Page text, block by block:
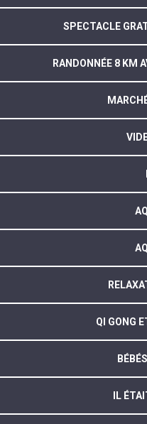
SPECTACLE
RANDONNÉE 8 KM
QI GONG
IL